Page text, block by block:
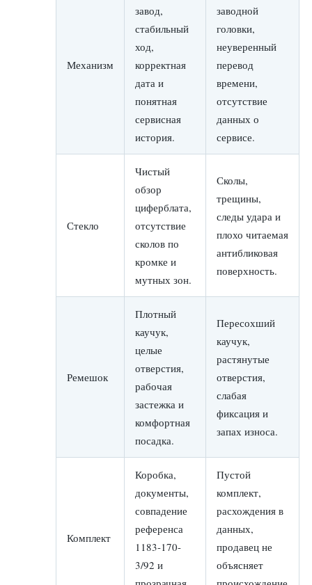
Механизм
завод,
стабильный
ход,
корректная
дата и
понятная
сервисная
история.
заводной
головки,
неуверенный
перевод
времени,
отсутствие
данных о
сервисе.
Стекло
Чистый
обзор
циферблата,
отсутствие
сколов по
кромке и
мутных зон.
Сколы,
трещины,
следы удара и
плохо читаемая
антибликовая
поверхность.
Ремешок
Плотный
каучук,
целые
отверстия,
рабочая
застежка и
комфортная
посадка.
Пересохший
каучук,
растянутые
отверстия,
слабая
фиксация и
запах износа.
Комплект
Коробка,
документы,
совпадение
референса
1183-170-
3/92 и
Пустой
комплект,
расхождения в
данных,
продавец не
объясняет